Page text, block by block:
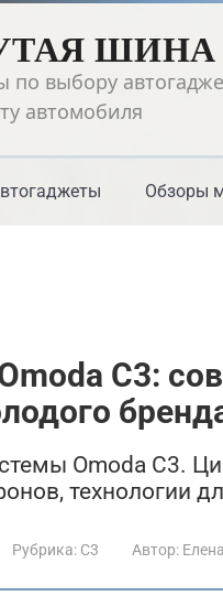
ШИНА
по выбору
автомобиля
Обзоры
C3:
Omoda C3.
технологии
Рубрика: С3 Автор: